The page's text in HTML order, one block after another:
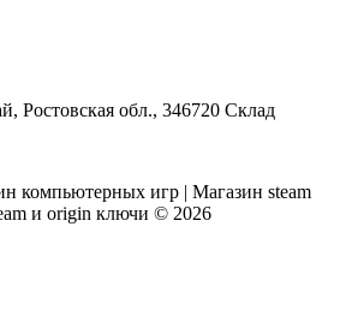
Ростовская обл., 346720 Склад
компьютерных игр | Магазин steam
и origin ключи © 2026